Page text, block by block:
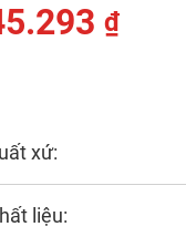
₫
xứ:
liệu: